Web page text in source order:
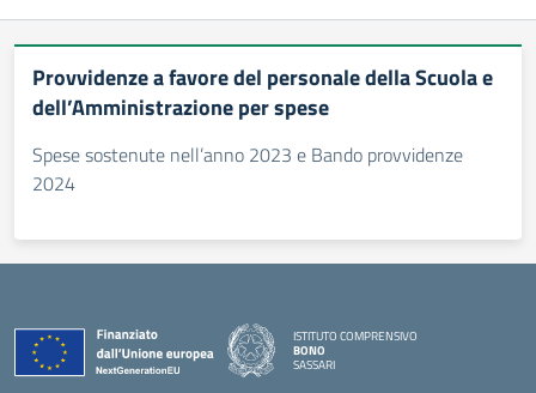
Provvidenze a favore del personale della Scuola e
dell’Amministrazione per spese
Spese sostenute nell’anno 2023 e Bando provvidenze
2024
ISTITUTO COMPRENSIVO
BONO
SASSARI